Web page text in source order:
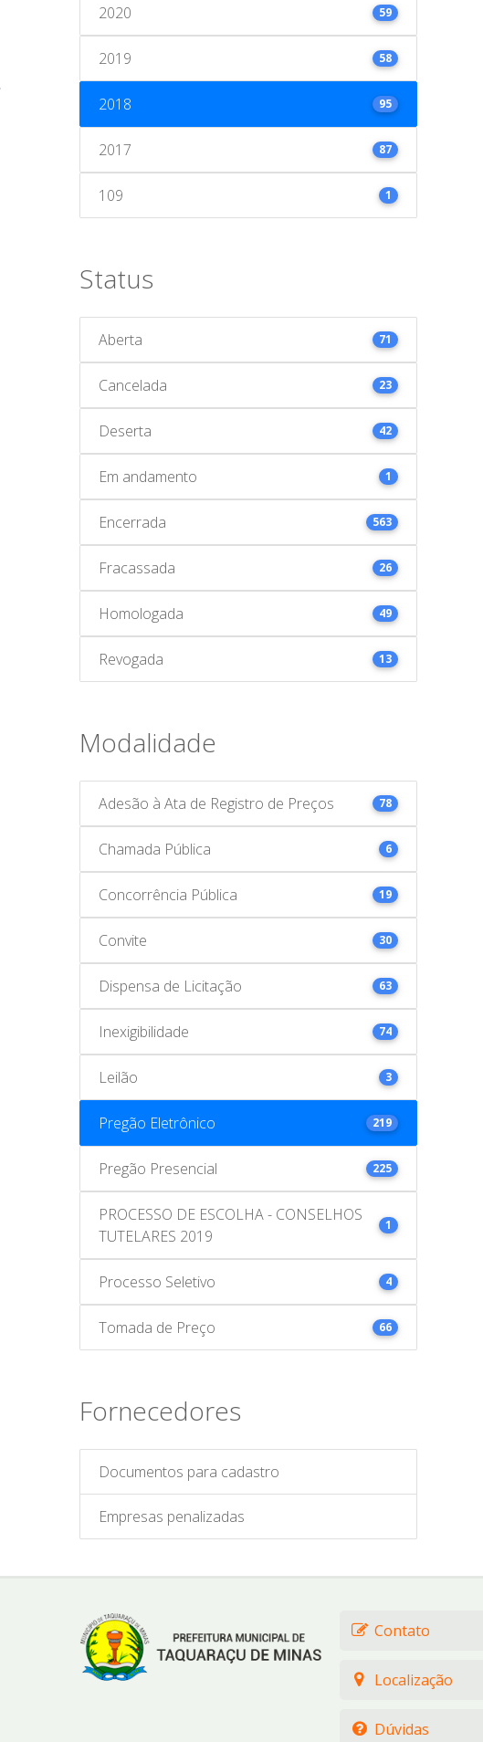
2020 59
2019 58
2018 95
2017 87
109 1
Status
Aberta 71
Cancelada 23
Deserta 42
Em andamento 1
Encerrada 563
Fracassada 26
Homologada 49
Revogada 13
Modalidade
Adesão à Ata de Registro de Preços 78
Chamada Pública 6
Concorrência Pública 19
Convite 30
Dispensa de Licitação 63
Inexigibilidade 74
Leilão 3
Pregão Eletrônico 219
Pregão Presencial 225
PROCESSO DE ESCOLHA - CONSELHOS
TUTELARES 2019
1
Processo Seletivo 4
Tomada de Preço 66
Fornecedores
Documentos para cadastro
Empresas penalizadas
Contato
Localização
Dúvidas